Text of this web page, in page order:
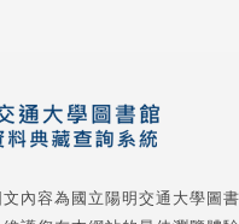
內容為國立陽明交通大學圖